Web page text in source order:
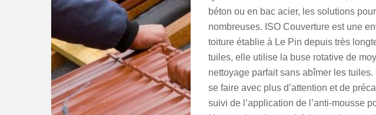
béton ou en bac acier, les solutions
nombreuses. ISO Couverture est une
toiture établie à Le Pin depuis très
tuiles, elle utilise la buse rotative de
nettoyage parfait sans abîmer les tuiles.
se faire avec plus d’attention et de
suivi de l’application de l’anti-mousse